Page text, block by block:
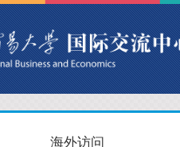
海外访问